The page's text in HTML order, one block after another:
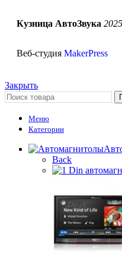
Кузница АвтоЗвука
Веб-студия MakerPress
Закрыть
Меню
Категории
Back